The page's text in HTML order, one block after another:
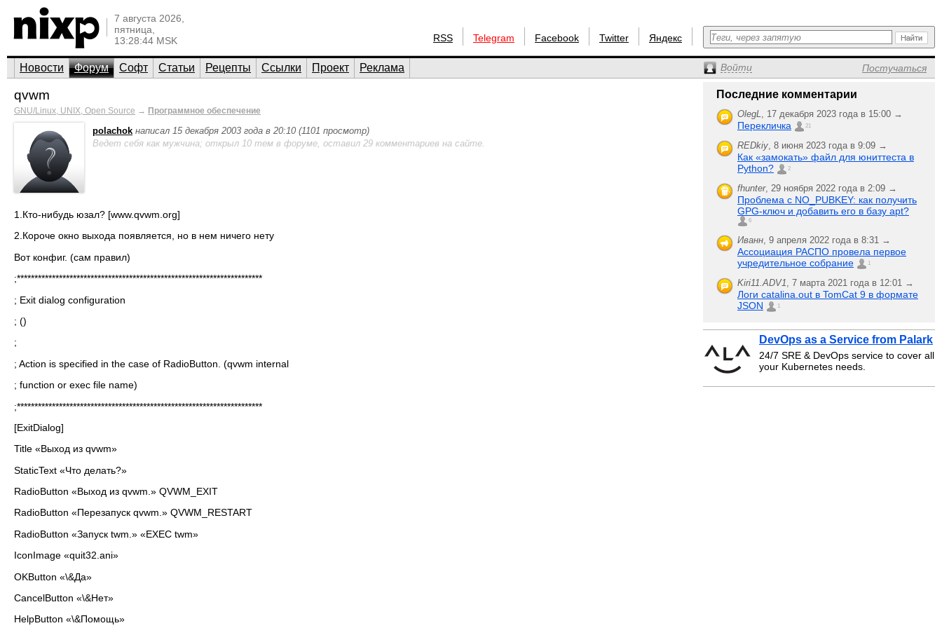
7 августа 2026,
пятница,
13:28:44 MSK
RSS Telegram Facebook Twitter Яндекс
Новости Форум Софт Статьи Рецепты Ссылки Проект Реклама Войти Постучаться
qvwm
GNU/Linux, UNIX, Open Source → Программное обеспечение
polachok написал 15 декабря 2003 года в 20:10 (1101 просмотр)
Ведет себя как мужчина; открыл 10 тем в форуме, оставил 29 комментариев на сайте.
1.Кто-нибудь юзал? [www.qvwm.org]
2.Короче окно выхода появляется, но в нем ничего нету
Вот конфиг. (сам правил)
;**********************************************************************
; Exit dialog configuration
; ()
;
; Action is specified in the case of RadioButton. (qvwm internal
; function or exec file name)
;**********************************************************************
[ExitDialog]
Title «Выход из qvwm»
StaticText «Что делать?»
RadioButton «Выход из qvwm.» QVWM_EXIT
RadioButton «Перезапуск qvwm.» QVWM_RESTART
RadioButton «Запуск twm.» «EXEC twm»
IconImage «quit32.ani»
OKButton «\&Да»
CancelButton «\&Нет»
HelpButton «\&Помощь»
Последние комментарии
OlegL, 17 декабря 2023 года в 15:00 →
Перекличка 21
REDkiy, 8 июня 2023 года в 9:09 →
Как «замокать» файл для юниттеста в
Python?
2
fhunter, 29 ноября 2022 года в 2:09 →
Проблема с NO_PUBKEY: как получить
GPG-ключ и добавить его в базу apt?
6
Иванн, 9 апреля 2022 года в 8:31 →
Ассоциация РАСПО провела первое
учредительное собрание
1
Kiri11.ADV1, 7 марта 2021 года в 12:01 →
Логи catalina.out в TomCat 9 в формате
JSON
1
DevOps as a Service from Palark
24/7 SRE & DevOps service to cover all
your Kubernetes needs.